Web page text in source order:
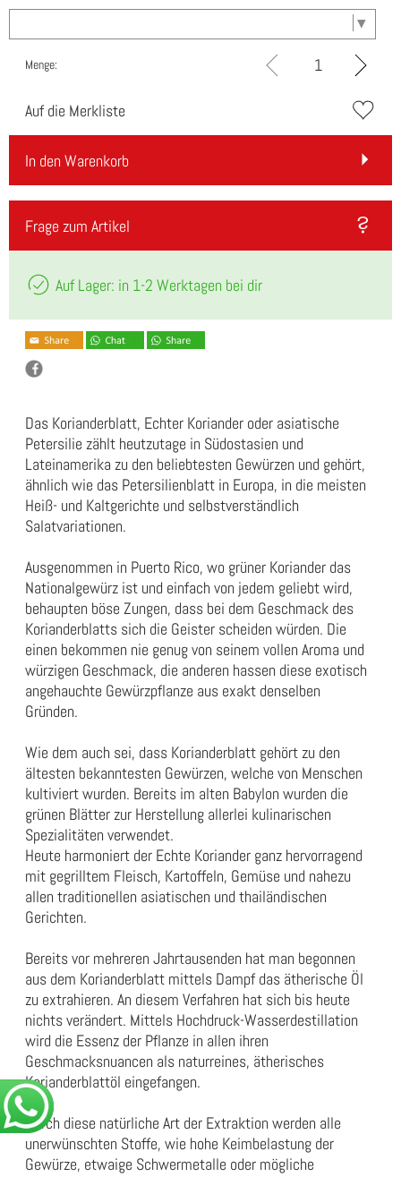
Menge:
Auf die Merkliste
In den Warenkorb
Frage zum Artikel
Auf Lager: in 1-2 Werktagen bei dir
Das Korianderblatt, Echter Koriander oder asiatische
Petersilie zählt heutzutage in Südostasien und
Lateinamerika zu den beliebtesten Gewürzen und gehört,
ähnlich wie das Petersilienblatt in Europa, in die meisten
Heiß- und Kaltgerichte und selbstverständlich
Salatvariationen.
Ausgenommen in Puerto Rico, wo grüner Koriander das
Nationalgewürz ist und einfach von jedem geliebt wird,
behaupten böse Zungen, dass bei dem Geschmack des
Korianderblatts sich die Geister scheiden würden. Die
einen bekommen nie genug von seinem vollen Aroma und
würzigen Geschmack, die anderen hassen diese exotisch
angehauchte Gewürzpflanze aus exakt denselben
Gründen.
Wie dem auch sei, dass Korianderblatt gehört zu den
ältesten bekanntesten Gewürzen, welche von Menschen
kultiviert wurden. Bereits im alten Babylon wurden die
grünen Blätter zur Herstellung allerlei kulinarischen
Spezialitäten verwendet.
Heute harmoniert der Echte Koriander ganz hervorragend
mit gegrilltem Fleisch, Kartoffeln, Gemüse und nahezu
allen traditionellen asiatischen und thailändischen
Gerichten.
Bereits vor mehreren Jahrtausenden hat man begonnen
aus dem Korianderblatt mittels Dampf das ätherische Öl
zu extrahieren. An diesem Verfahren hat sich bis heute
nichts verändert. Mittels Hochdruck-Wasserdestillation
wird die Essenz der Pflanze in allen ihren
Geschmacksnuancen als naturreines, ätherisches
Korianderblattöl eingefangen.
Durch diese natürliche Art der Extraktion werden alle
unerwünschten Stoffe, wie hohe Keimbelastung der
Gewürze, etwaige Schwermetalle oder mögliche